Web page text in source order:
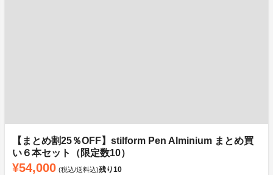
【まとめ割25％OFF】stilform Pen Alminium まとめ買
い６本セット（限定数10）
¥54,000 (税込/送料込)残り10